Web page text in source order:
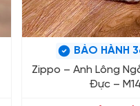
BẢO HÀNH
Zippo – Anh Lông
Đực –